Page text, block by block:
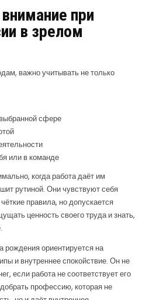
при
в зрелом
важно учитывать не только
сфере
или в команде
когда работа даёт им
рутиной. Они чувствуют себя
правила, но допускается
ценность своего труда и знать,
рождения ориентируется на
и внутреннее спокойствие. Он не
если работа не соответствует его
профессию, которая не